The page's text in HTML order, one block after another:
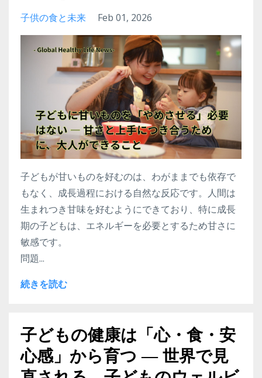
子供の食と未来 Feb 01, 2026
子どもが甘いものを好むのは、わがままでも依存で
もなく、成長過程における自然な反応です。人間は
生まれつき甘味を好むようにできており、特に成長
期の子どもは、エネルギーを必要とするため甘さに
敏感です。
問題...
続きを読む
子どもの健康は「心・食・安
心感」から育つ ― 世界で見